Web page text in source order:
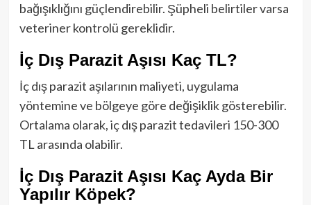
bağışıklığını güçlendirebilir. Şüpheli belirtiler varsa
veteriner kontrolü gereklidir.
İç Dış Parazit Aşısı Kaç TL?
İç dış parazit aşılarının maliyeti, uygulama
yöntemine ve bölgeye göre değişiklik gösterebilir.
Ortalama olarak, iç dış parazit tedavileri 150-300
TL arasında olabilir.
İç Dış Parazit Aşısı Kaç Ayda Bir
Yapılır Köpek?